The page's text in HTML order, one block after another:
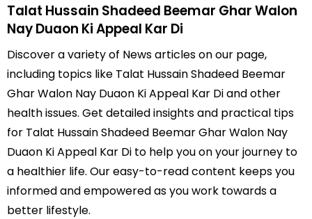
Talat Hussain Shadeed Beemar Ghar Walon
Nay Duaon Ki Appeal Kar Di
Discover a variety of News articles on our page,
including topics like Talat Hussain Shadeed Beemar
Ghar Walon Nay Duaon Ki Appeal Kar Di and other
health issues. Get detailed insights and practical tips
for Talat Hussain Shadeed Beemar Ghar Walon Nay
Duaon Ki Appeal Kar Di to help you on your journey to
a healthier life. Our easy-to-read content keeps you
informed and empowered as you work towards a
better lifestyle.